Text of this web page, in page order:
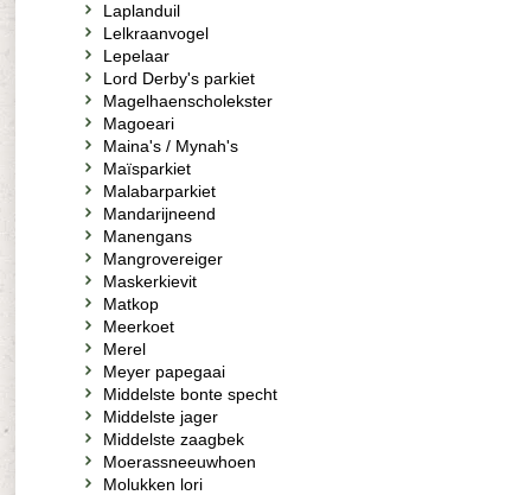
Laplanduil
Lelkraanvogel
Lepelaar
Lord Derby's parkiet
Magelhaenscholekster
Magoeari
Maina's / Mynah's
Maïsparkiet
Malabarparkiet
Mandarijneend
Manengans
Mangrovereiger
Maskerkievit
Matkop
Meerkoet
Merel
Meyer papegaai
Middelste bonte specht
Middelste jager
Middelste zaagbek
Moerassneeuwhoen
Molukken lori